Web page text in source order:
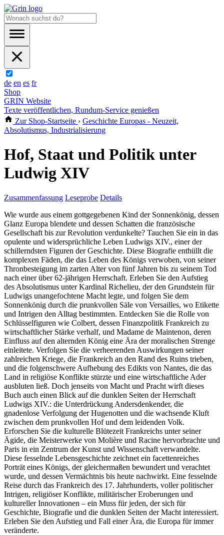
de en es fr
Shop
GRIN Website
Texte veröffentlichen, Rundum-Service genießen
Zur Shop-Startseite › Geschichte Europas - Neuzeit,
Absolutismus, Industrialisierung
Hof, Staat und Politik unter
Ludwig XIV
Zusammenfassung Leseprobe Details
Wie wurde aus einem gottgegebenen Kind der Sonnenkönig, dessen
Glanz Europa blendete und dessen Schatten die französische
Gesellschaft bis zur Revolution verdunkelte? Tauchen Sie ein in das
opulente und widersprüchliche Leben Ludwigs XIV., einer der
schillerndsten Figuren der Geschichte. Diese Biografie enthüllt die
komplexen Fäden, die das Leben des Königs verwoben, von seiner
Thronbesteigung im zarten Alter von fünf Jahren bis zu seinem Tod
nach einer über 62-jährigen Herrschaft. Erleben Sie den Aufstieg
des Absolutismus unter Kardinal Richelieu, der den Grundstein für
Ludwigs unangefochtene Macht legte, und folgen Sie dem
Sonnenkönig durch die prunkvollen Säle von Versailles, wo Etikette
und Intrigen den Alltag bestimmten. Entdecken Sie die Rolle von
Schlüsselfiguren wie Colbert, dessen Finanzpolitik Frankreich zu
wirtschaftlicher Stärke verhalf, und Madame de Maintenon, deren
Einfluss auf den alternden König eine Ära der moralischen Strenge
einleitete. Verfolgen Sie die verheerenden Auswirkungen seiner
zahlreichen Kriege, die Frankreich an den Rand des Ruins trieben,
und die folgenschwere Aufhebung des Edikts von Nantes, die das
Land in religiöse Konflikte stürzte und eine wirtschaftliche Ader
ausbluten ließ. Doch jenseits von Macht und Pracht wirft dieses
Buch auch einen Blick auf die dunklen Seiten der Herrschaft
Ludwigs XIV.: die Unterdrückung Andersdenkender, die
gnadenlose Verfolgung der Hugenotten und die wachsende Kluft
zwischen dem prunkvollen Hof und dem leidenden Volk.
Erforschen Sie die kulturelle Blütezeit Frankreichs unter seiner
Ägide, die Meisterwerke von Molière und Racine hervorbrachte und
Paris in ein Zentrum der Kunst und Wissenschaft verwandelte.
Diese fesselnde Lebensgeschichte zeichnet ein facettenreiches
Porträt eines Königs, der gleichermaßen bewundert und verachtet
wurde, und dessen Vermächtnis bis heute nachwirkt. Eine fesselnde
Reise durch das Frankreich des 17. Jahrhunderts, voller politischer
Intrigen, religiöser Konflikte, militärischer Eroberungen und
kultureller Innovationen – ein Muss für jeden, der sich für
Geschichte, Biografie und die dunklen Seiten der Macht interessiert.
Erleben Sie den Aufstieg und Fall einer Ära, die Europa für immer
veränderte.